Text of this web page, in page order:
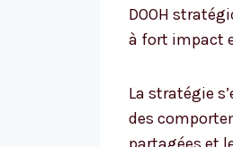
DOOH
à fort impact
La stratégie
des